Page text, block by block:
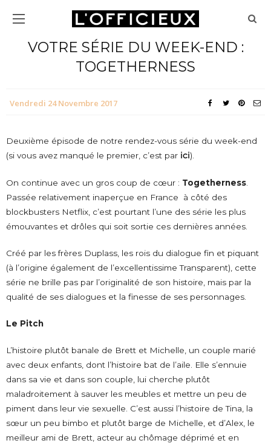
VOTRE SÉRIE DU WEEK-END :
TOGETHERNESS
Vendredi 24 Novembre 2017
Deuxième épisode de notre rendez-vous série du week-end
(si vous avez manqué le premier, c’est par ici).
On continue avec un gros coup de cœur : Togetherness
Passée relativement inaperçue en France à côté des
blockbusters Netflix, c’est pourtant l’une des série les plus
émouvantes et drôles qui soit sortie ces dernières années.
Créé par les frères Duplass, les rois du dialogue fin et piquant
(à l’origine également de l’excellentissime Transparent), cette
série ne brille pas par l’originalité de son histoire, mais par la
qualité de ses dialogues et la finesse de ses personnages.
Le Pitch
L’histoire plutôt banale de Brett et Michelle, un couple marié
avec deux enfants, dont l’histoire bat de l’aile. Elle s’ennuie
dans sa vie et dans son couple, lui cherche plutôt
maladroitement à sauver les meubles et mettre un peu de
piment dans leur vie sexuelle. C’est aussi l’histoire de Tina, la
sœur un peu bimbo et plutôt barge de Michelle, et d’Alex, le
meilleur ami de Brett, acteur au chômage déprimé et en